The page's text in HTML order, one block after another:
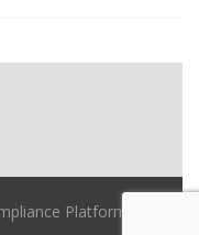
Platform